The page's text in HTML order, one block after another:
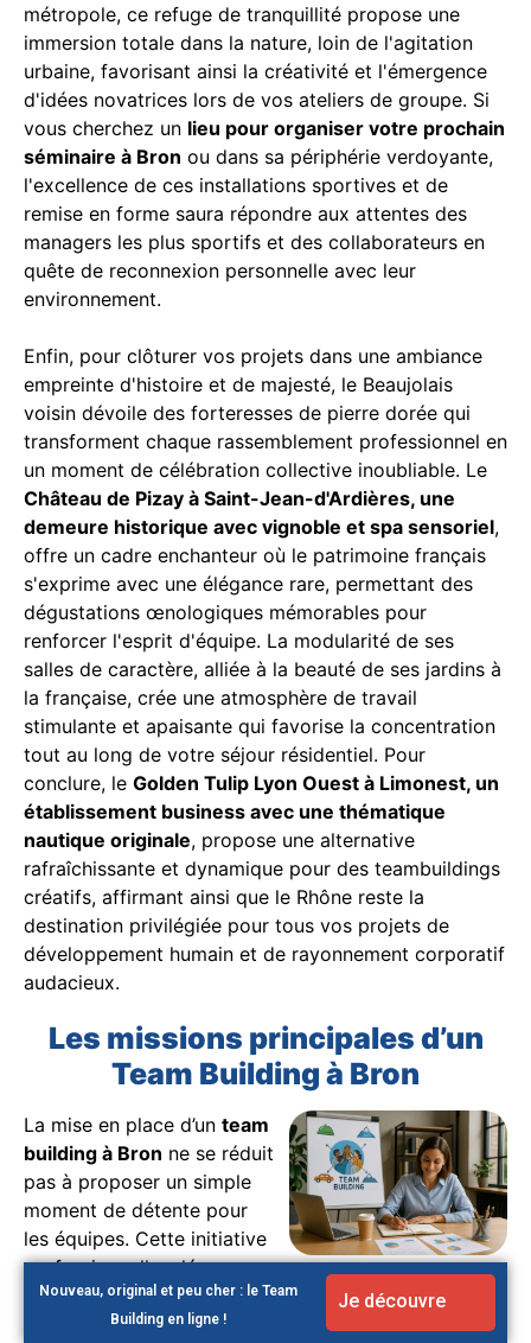
métropole, ce refuge de tranquillité propose une
immersion totale dans la nature, loin de l'agitation
urbaine, favorisant ainsi la créativité et l'émergence
d'idées novatrices lors de vos ateliers de groupe. Si
vous cherchez un lieu pour organiser votre prochain
séminaire à Bron ou dans sa périphérie verdoyante,
l'excellence de ces installations sportives et de
remise en forme saura répondre aux attentes des
managers les plus sportifs et des collaborateurs en
quête de reconnexion personnelle avec leur
environnement.
Enfin, pour clôturer vos projets dans une ambiance
empreinte d'histoire et de majesté, le Beaujolais
voisin dévoile des forteresses de pierre dorée qui
transforment chaque rassemblement professionnel en
un moment de célébration collective inoubliable. Le
Château de Pizay à Saint-Jean-d'Ardières, une
demeure historique avec vignoble et spa sensoriel,
offre un cadre enchanteur où le patrimoine français
s'exprime avec une élégance rare, permettant des
dégustations œnologiques mémorables pour
renforcer l'esprit d'équipe. La modularité de ses
salles de caractère, alliée à la beauté de ses jardins à
la française, crée une atmosphère de travail
stimulante et apaisante qui favorise la concentration
tout au long de votre séjour résidentiel. Pour
conclure, le Golden Tulip Lyon Ouest à Limonest, un
établissement business avec une thématique
nautique originale, propose une alternative
rafraîchissante et dynamique pour des teambuildings
créatifs, affirmant ainsi que le Rhône reste la
destination privilégiée pour tous vos projets de
développement humain et de rayonnement corporatif
audacieux.
Les missions principales d’un
Team Building à Bron
La mise en place d’un team
building à Bron ne se réduit
pas à proposer un simple
moment de détente pour
les équipes. Cette initiative
professionnelle, clé pour
stimuler la cohésion et la motivation au sein des
équipes, requiert un travail de réflexion, une
Nouveau, original et peu cher : le Team
Building en ligne !
Je découvre